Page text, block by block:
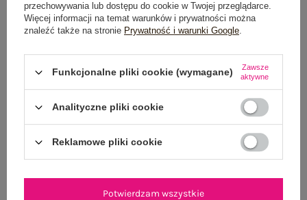
OPINIE O PRODUKCIE (0)
ZWROTY I REKLAMACJE
OSTATNIO OGLĄDANE
Zobacz wszystko
przechowywania lub dostępu do cookie w Twojej przeglądarce.
Więcej informacji na temat warunków i prywatności można
znaleźć także na stronie Prywatność i warunki Google.
Funkcjonalne pliki cookie (wymagane)
Zawsze
aktywne
Analityczne pliki cookie
Reklamowe pliki cookie
Potwierdzam wszystkie